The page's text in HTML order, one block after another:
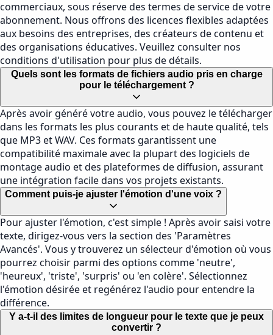
commerciaux, sous réserve des termes de service de votre
abonnement. Nous offrons des licences flexibles adaptées
aux besoins des entreprises, des créateurs de contenu et
des organisations éducatives. Veuillez consulter nos
conditions d'utilisation pour plus de détails.
Quels sont les formats de fichiers audio pris en charge
pour le téléchargement ?
Après avoir généré votre audio, vous pouvez le télécharger
dans les formats les plus courants et de haute qualité, tels
que MP3 et WAV. Ces formats garantissent une
compatibilité maximale avec la plupart des logiciels de
montage audio et des plateformes de diffusion, assurant
une intégration facile dans vos projets existants.
Comment puis-je ajuster l'émotion d'une voix ?
Pour ajuster l'émotion, c'est simple ! Après avoir saisi votre
texte, dirigez-vous vers la section des 'Paramètres
Avancés'. Vous y trouverez un sélecteur d'émotion où vous
pourrez choisir parmi des options comme 'neutre',
'heureux', 'triste', 'surpris' ou 'en colère'. Sélectionnez
l'émotion désirée et regénérez l'audio pour entendre la
différence.
Y a-t-il des limites de longueur pour le texte que je peux
convertir ?